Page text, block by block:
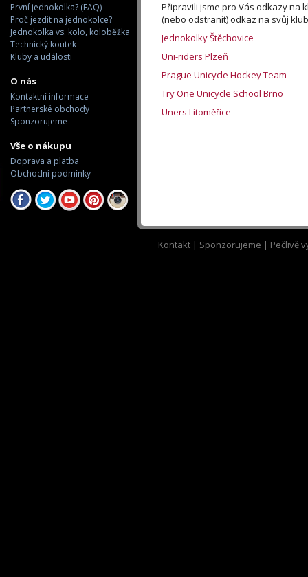
První jednokolka? (FAQ)
Proč jezdit na jednokolce?
Jednokolka vs. kolo, koloběžka
Technický koutek
Kluby a události
O nás
Kontaktní informace
Partnerské obchody
Sponzorujeme
Vše o nákupu
Doprava a platba
Obchodní podmínky
Připravili jsme pro Vás odkazy na
(nebo odstranit) odkaz na svůj
Jednokolky Štěchovice
Uni-riders Plzeň
Prague Unicycle Hockey Team
Try One Unicycle School Brno
Uners Litoměřice
Kontakt | Sponzorujeme | Pečlivě